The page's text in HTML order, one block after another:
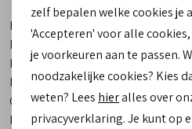
Merk
Red-
Leveranciercode
12562
Bestelcode
Los voetbed
Ja
Categorie
Kleur
Blauw
zelf bepalen welke cookies je
'Accepteren' voor alle
je voorkeuren aan te passen.
noodzakelijke cookies? Kies
weten? Lees hieralles over
privacyverklaring. Je kunt op